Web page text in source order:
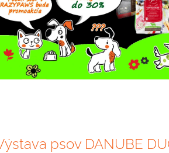
psov DANUBE